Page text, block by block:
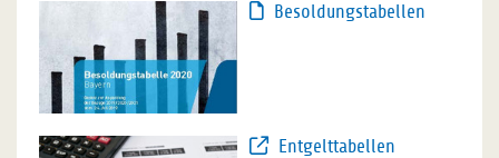
Besoldungstabellen
Entgelttabellen